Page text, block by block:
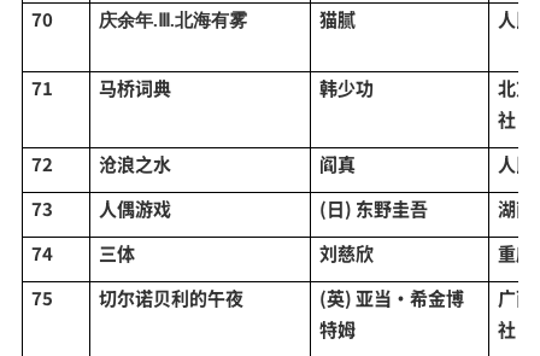
70 庆余年.Ⅲ.北海有雾 猫腻 人
71 马桥词典 韩少功
北京
社
72
沧浪之水 阎真
人
73
人偶游戏 (日) 东野圭吾
湖南
74
三体 刘慈欣
重庆
75
切尔诺贝利的午夜
(英) 亚当·希金博
特姆
广西
社